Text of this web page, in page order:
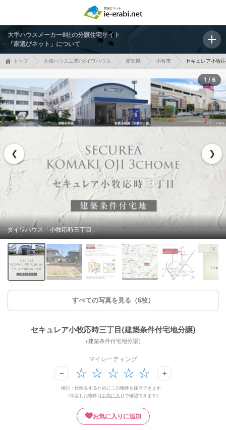
大手ハウスメーカー8社の分譲住宅サイト
「家選びネット」について
トップ 大和ハウス工業/ダイワハウス 愛知県 小牧市 セキュレア小牧
❮
ダイワハウス「小牧応時三丁目」
❯
1 / 6
すべての写真を見る（6枚）
セキュレア小牧応時三丁目(建築条件付宅地分譲)
（建築条件付宅地分譲）
マイレーティング
検討・比較をするためにこの物件を採点できます。
（採点した物件は お気に入り で確認できます）
お気に入りに追加